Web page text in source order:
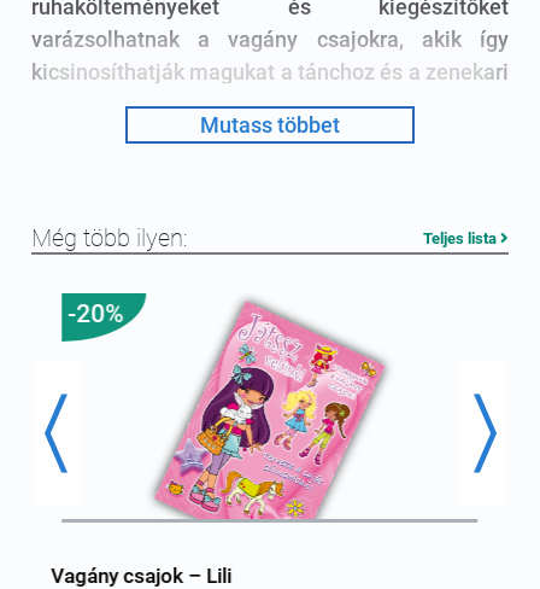
ruhakölteményeket és kiegészítőket
varázsolhatnak a vagány csajokra, akik így
kicsinosíthatják magukat a tánchoz és a zenekari
próbákhoz.
Mutass többet
Még több ilyen: Teljes lista
-20%
Vagány csajok – Lili